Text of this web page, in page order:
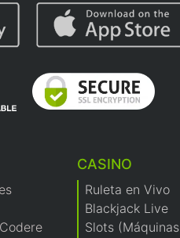
CASINO
Ruleta en Vivo
Blackjack Live
Slots (Máquinas